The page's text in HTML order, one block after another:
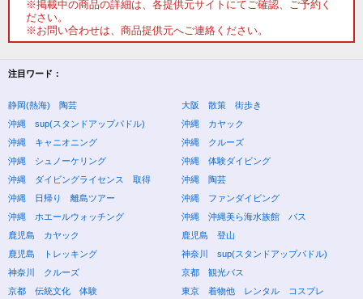
※掲載中の商品の詳細は、各提供元サイトにてご確認、ご予約く
ださい。
※お問い合わせは、商品提供元へご連絡ください。
注目ワード：
静岡(熱海) 陶芸
大阪 散策 街歩き
沖縄 sup(スタンドアップパドル)
沖縄 カヤック
沖縄 キャニオニング
沖縄 クルーズ
沖縄 シュノーケリング
沖縄 体験ダイビング
沖縄 ダイビングライセンス 取得
沖縄 陶芸
沖縄 日帰り 離島ツアー
沖縄 ファンダイビング
沖縄 ホエールウォッチング
沖縄 沖縄美ら海水族館 バス
鹿児島 カヤック
鹿児島 登山
鹿児島 トレッキング
神奈川 sup(スタンドアップパドル)
神奈川 クルーズ
京都 観光バス
京都 伝統文化 体験
東京 着物他 レンタル コスプレ